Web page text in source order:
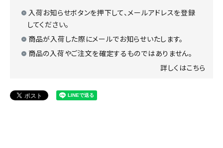
入荷お知らせボタンを押下して、メールアドレスを登録
してください。
商品が入荷した際にメールでお知らせいたします。
商品の入荷やご注文を確定するものではありません。
詳しくはこちら